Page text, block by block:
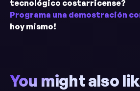
tecnológico costarricense?
Programa una demostración
hoy mismo!
You might also